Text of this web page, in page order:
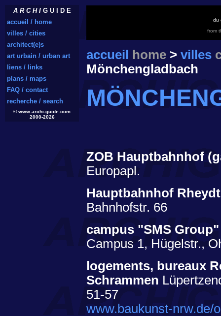
A R C H IG U I D E
accueil / home
villes / cities
architect(e)s
art urbain / urban art
liens / links
plans / maps
FAQ / contact
recherche / search
© www.archi-guide.com
2000-2026
du
from
accueil home > villes
Mönchengladbach
ZOB Hauptbahnhof
Europapl.
Hauptbahnhof
Bahnhofstr. 66
campus "SMS
Campus 1, Hügelstr.,
logements, bureaux
Schrammen
51-57
www.baukunst-nrw.de/